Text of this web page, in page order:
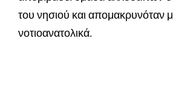
του νησιού και απομακρυνόταν
νοτιοανατολικά.